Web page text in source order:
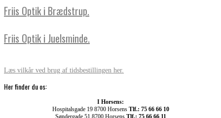
Friis Optik i Brædstrup.
Friis Optik i Juelsminde.
Læs vilkår ved brug af tidsbestillingen her.
Her finder du os:
I Horsens:
Hospitalsgade 19 8700 Horsens Tlf.: 75 66 66 10
Søndergade 51 8700 Horsens Tlf.: 75 66 66 11